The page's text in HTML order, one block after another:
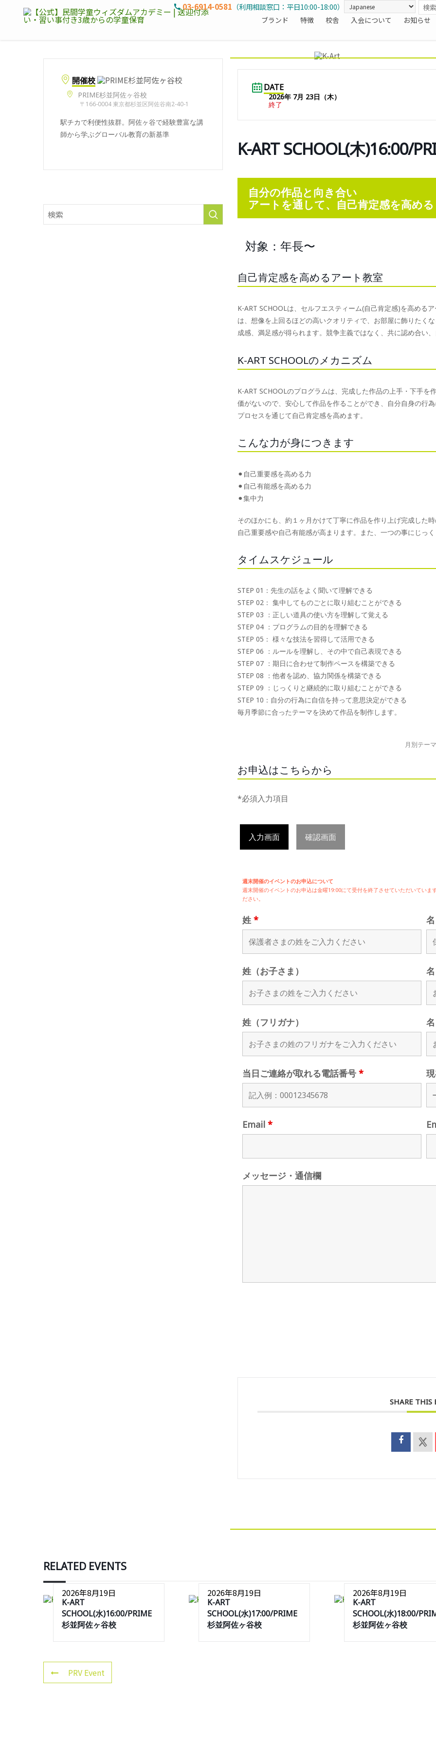
ブランド 特徴 校舎 入会について お知らせ
03-6914-0581 （利用相談窓口：平日10:00-18:00）
開催校
PRIME杉並阿佐ヶ谷校
〒166-0004 東京都杉並区阿佐谷南2-40-1
駅チカで利便性抜群。阿佐ヶ谷で経験豊富な講
師から学ぶグローバル教育の新基準
DATE
2026年 7月 23日（木）
終了
K-ART SCHOOL(木)16:00/
自分の作品と向き合い
アートを通して、自己肯定感を高める
対象：年長〜
自己肯定感を高めるアート教室
K-ART SCHOOLは、セルフエスティーム(自己肯定感)を高める
は、想像を上回るほどの高いクオリティで、お部屋に飾りたく
成感、満足感が得られます。競争主義ではなく、共に認め合い
K-ART SCHOOLのメカニズム
K-ART SCHOOLのプログラムは、完成した作品の上手・下手
価がないので、安心して作品を作ることができ、自分自身の行
プロセスを通じて自己肯定感を高めます。
こんな力が身につきます
⚫︎自己重要感を高める力
⚫︎自己有能感を高める力
⚫︎集中力
そのほかにも、約１ヶ月かけて丁寧に作品を作り上げ完成した
自己重要感や自己有能感が高まります。また、一つの事にじっ
タイムスケジュール
STEP 01：先生の話をよく聞いて理解できる
STEP 02： 集中してものごとに取り組むことができる
STEP 03 ：正しい道具の使い方を理解して覚える
STEP 04 ：プログラムの目的を理解できる
STEP 05： 様々な技法を習得して活用できる
STEP 06 ：ルールを理解し、その中で自己表現できる
STEP 07 ：期日に合わせて制作ペースを構築できる
STEP 08 ：他者を認め、協力関係を構築できる
STEP 09 ：じっくりと継続的に取り組むことができる
STEP 10：自分の行為に自信を持って意思決定ができる
毎月季節に合ったテーマを決めて作品を制作します。
月別テー
お申込はこちらから
*必須入力項目
入力画面 確認画面
週末開催のイベントのお申込について
週末開催のイベントのお申込は金曜19:00にて受付を終了させていただいてい
ださい。
姓 *
姓（お子さま）
姓（フリガナ）
当日ご連絡が取れる電話番号 *
Email *
メッセージ・通信欄
SHARE THIS
RELATED EVENTS
2026年8月19日
K-ART
SCHOOL(水)16:00/PRIME
杉並阿佐ヶ谷校
2026年8月19日
K-ART
SCHOOL(水)17:00/PRIME
杉並阿佐ヶ谷校
2026年8月19日
K-ART
SCHOOL(水)18:00/
杉並阿佐ヶ谷校
PRV Event